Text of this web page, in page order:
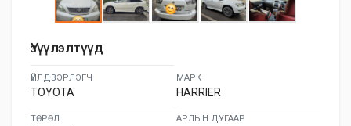
Үзүүлэлтүүд
ҮЙЛДВЭРЛЭГЧ
TOYOTA
МАРК
HARRIER
ТӨРӨЛ АРЛЫН ДУГААР